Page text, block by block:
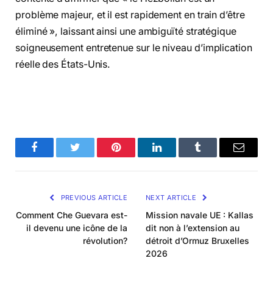
problème majeur, et il est rapidement en train d’être
éliminé », laissant ainsi une ambiguïté stratégique
soigneusement entretenue sur le niveau d’implication
réelle des États-Unis.
FacebookTwitter Pinterest LinkedInTumblr Email
PREVIOUS ARTICLE
Comment Che Guevara est-
il devenu une icône de la
révolution?
NEXT ARTICLE
Mission navale UE : Kallas
dit non à l’extension au
détroit d’Ormuz Bruxelles
2026